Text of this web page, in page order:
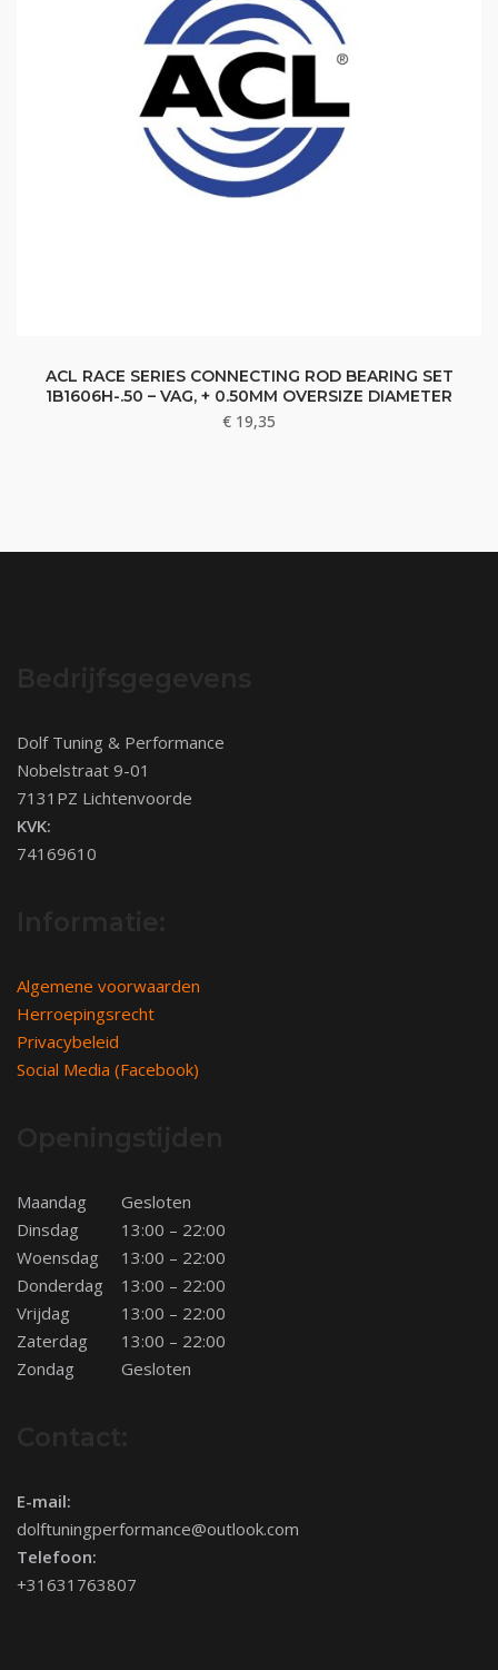
ACL RACE SERIES CONNECTING ROD BEARING SET
1B1606H-.50 – VAG, + 0.50MM OVERSIZE DIAMETER
€ 19,35
Dolf Tuning & Performance
Nobelstraat 9-01
7131PZ Lichtenvoorde
KVK:
74169610
Algemene voorwaarden
Herroepingsrecht
Privacybeleid
Social Media (Facebook)
Maandag
Gesloten
Dinsdag
13:00 – 22:00
Woensdag
13:00 – 22:00
Donderdag
13:00 – 22:00
Vrijdag
13:00 – 22:00
Zaterdag
13:00 – 22:00
Zondag
Gesloten
E-mail:
dolftuningperformance@outlook.com
Telefoon:
+31631763807